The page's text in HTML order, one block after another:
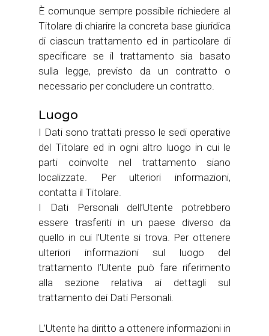
È comunque sempre possibile richiedere al
Titolare di chiarire la concreta base giuridica
di ciascun trattamento ed in particolare di
specificare se il trattamento sia basato
sulla legge, previsto da un contratto o
necessario per concludere un contratto.
Luogo
I Dati sono trattati presso le sedi operative
del Titolare ed in ogni altro luogo in cui le
parti coinvolte nel trattamento siano
localizzate. Per ulteriori informazioni,
contatta il Titolare.
I Dati Personali dell’Utente potrebbero
essere trasferiti in un paese diverso da
quello in cui l’Utente si trova. Per ottenere
ulteriori informazioni sul luogo del
trattamento l’Utente può fare riferimento
alla sezione relativa ai dettagli sul
trattamento dei Dati Personali.
L’Utente ha diritto a ottenere informazioni in